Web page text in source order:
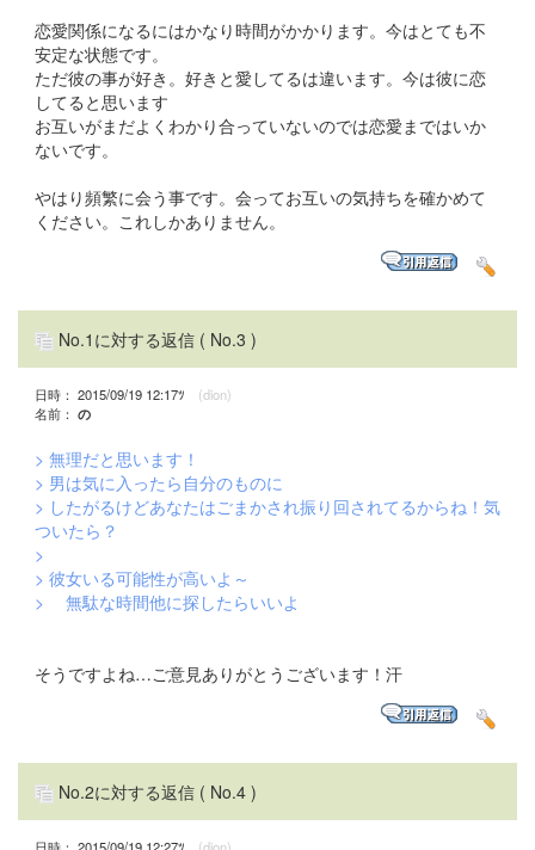
恋愛関係になるにはかなり時間がかかります。今はとても不
安定な状態です。
ただ彼の事が好き。好きと愛してるは違います。今は彼に恋
してると思います
お互いがまだよくわかり合っていないのでは恋愛まではいか
ないです。
やはり頻繁に会う事です。会ってお互いの気持ちを確かめて
ください。これしかありません。
No.1に対する返信 ( No.3 )
日時： 2015/09/19 12:17ﾂ (dion)
名前： の
> 無理だと思います！
> 男は気に入ったら自分のものに
> したがるけどあなたはごまかされ振り回されてるからね！気
ついたら？
>
> 彼女いる可能性が高いよ～
> 無駄な時間他に探したらいいよ
そうですよね…ご意見ありがとうございます！汗
No.2に対する返信 ( No.4 )